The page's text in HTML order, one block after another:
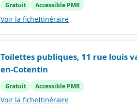
Gratuit Accessible PMR
Voir la ficheItinéraire
Toilettes publiques, 11 rue louis
en-Cotentin
Gratuit Accessible PMR
Voir la ficheItinéraire